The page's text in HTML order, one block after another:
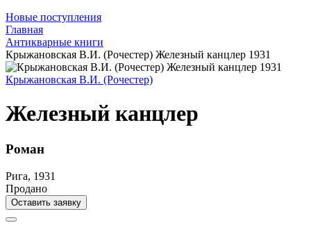
Новые поступления
Главная
Антикварные книги
Крыжановская В.И. (Рочестер) Железный канцлер 1931
Крыжановская В.И. (Рочестер)
Железный канцлер
Роман
Рига, 1931
Продано
Оставить заявку